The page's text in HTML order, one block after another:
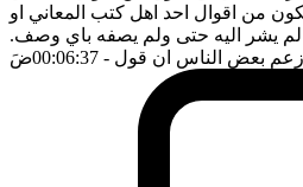
من اقوال احد اهل كتب المعاني او
لم يشر اليه حتى ولم يصفه باي وصف.
زعم بعض الناس ان قول - 00:06:37 ضَ